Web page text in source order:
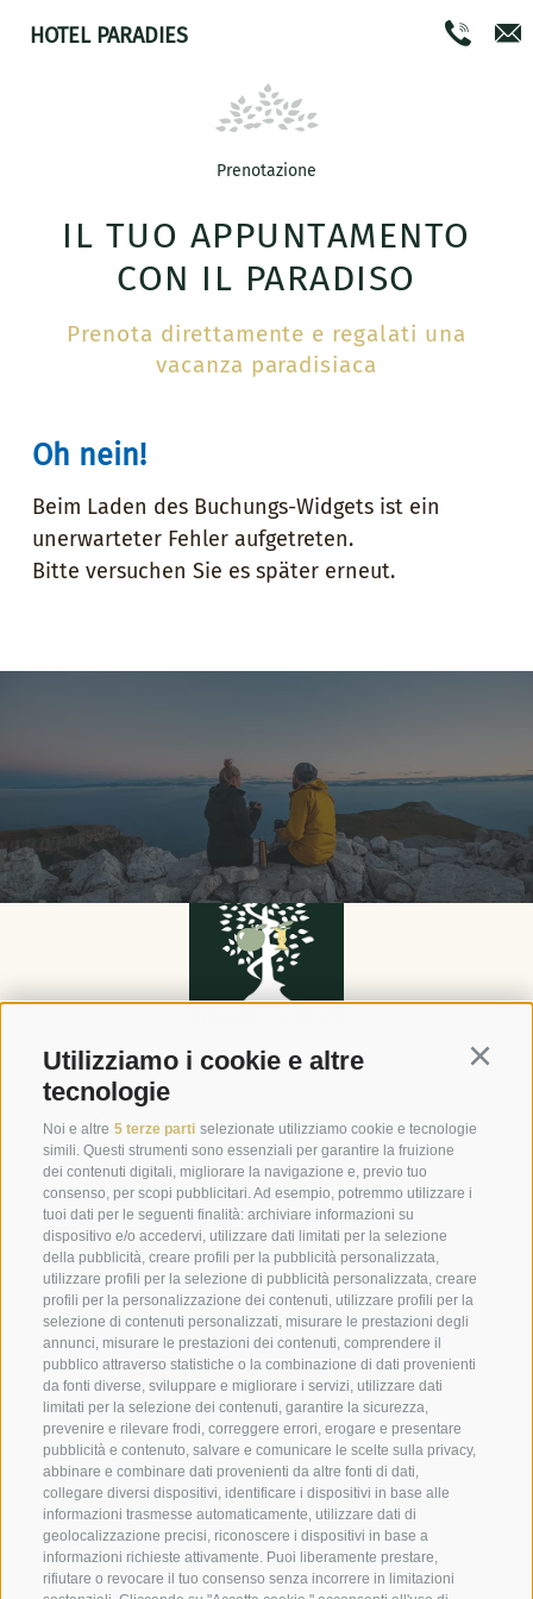
Utilizziamo i cookie e altre
tecnologie
Noi e altre 5 terze parti selezionate utilizziamo cookie e tecnologie
simili. Questi strumenti sono essenziali per garantire la fruizione
dei contenuti digitali, migliorare la navigazione e, previo tuo
consenso, per scopi pubblicitari. Ad esempio, potremmo utilizzare i
tuoi dati per le seguenti finalità: archiviare informazioni su
dispositivo e/o accedervi, utilizzare dati limitati per la selezione
della pubblicità, creare profili per la pubblicità personalizzata,
utilizzare profili per la selezione di pubblicità personalizzata, creare
profili per la personalizzazione dei contenuti, utilizzare profili per la
selezione di contenuti personalizzati, misurare le prestazioni degli
annunci, misurare le prestazioni dei contenuti, comprendere il
pubblico attraverso statistiche o la combinazione di dati provenienti
da fonti diverse, sviluppare e migliorare i servizi, utilizzare dati
limitati per la selezione dei contenuti, garantire la sicurezza,
prevenire e rilevare frodi, correggere errori, erogare e presentare
pubblicità e contenuto, salvare e comunicare le scelte sulla privacy,
abbinare e combinare dati provenienti da altre fonti di dati,
collegare diversi dispositivi, identificare i dispositivi in base alle
informazioni trasmesse automaticamente, utilizzare dati di
geolocalizzazione precisi, riconoscere i dispositivi in base a
informazioni richieste attivamente. Puoi liberamente prestare,
rifiutare o revocare il tuo consenso senza incorrere in limitazioni
HOTEL PARADIES
Prenotazione
IL TUO APPUNTAMENTO
CON IL PARADISO
Prenota direttamente e regalati una
vacanza paradisiaca
Oh nein!
Beim Laden des Buchungs-Widgets ist ein
unerwarteter Fehler aufgetreten.
Bitte versuchen Sie es später erneut.
Siamo sempre qui per voi
39050 Tires al Catinaccio
Via S. Giorgio 30
Dolomiti - Alto Adige - Italia
+39 0471642136 info@paradies.it
ISCRIVITI ALLA NEWSLETTER
Mappa del sito Credits Cookie Policy Privacy
Nome
Indirizzo email
Le informazioni sull'utilizzo dei dati sono disponibili nella
Informativa sulla privacy.
ISCRIVERSI